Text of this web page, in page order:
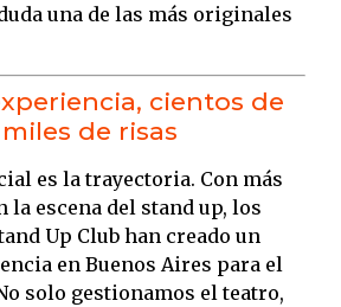
una de las más originales
cientos de
de risas
es la trayectoria. Con más
la escena del stand up, los
Up Club han creado un
en Buenos Aires para el
solo gestionamos el teatro,